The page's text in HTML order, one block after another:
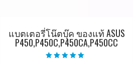
แบตเตอรี่โน๊ตบุ๊ค ของแท้ ASUS
P450,P450C,P450CA,P450CC